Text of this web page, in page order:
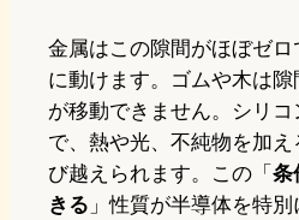
金属はこの隙間がほぼゼ
に動けます。ゴムや木は
が移動できません。シリ
で、熱や光、不純物を加
び越えられます。この「 条
きる 」性質が半導体を特